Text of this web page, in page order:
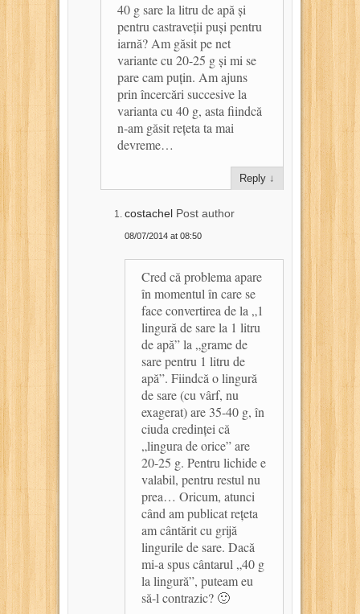
40 g sare la litru de apă și
pentru castraveții puși pentru
iarnă? Am găsit pe net
variante cu 20-25 g și mi se
pare cam puțin. Am ajuns
prin încercări succesive la
varianta cu 40 g, asta fiindcă
n-am găsit rețeta ta mai
devreme…
Reply ↓
costachel Post author
08/07/2014 at 08:50
Cred că problema apare
în momentul în care se
face convertirea de la „1
lingură de sare la 1 litru
de apă” la „grame de
sare pentru 1 litru de
apă”. Fiindcă o lingură
de sare (cu vârf, nu
exagerat) are 35-40 g, în
ciuda credinței că
„lingura de orice” are
20-25 g. Pentru lichide e
valabil, pentru restul nu
prea… Oricum, atunci
când am publicat rețeta
am cântărit cu grijă
lingurile de sare. Dacă
mi-a spus cântarul „40 g
la lingură”, puteam eu
să-l contrazic? 🙂